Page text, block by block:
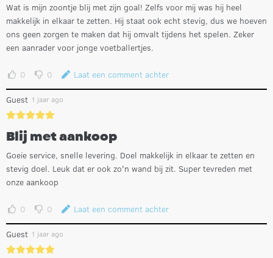
Wat is mijn zoontje blij met zijn goal! Zelfs voor mij was hij heel
makkelijk in elkaar te zetten. Hij staat ook echt stevig, dus we hoeven
ons geen zorgen te maken dat hij omvalt tijdens het spelen. Zeker
een aanrader voor jonge voetballertjes.
0 0 Laat een comment achter
Guest 1 jaar ago
Blij met aankoop
Goeie service, snelle levering. Doel makkelijk in elkaar te zetten en
stevig doel. Leuk dat er ook zo'n wand bij zit. Super tevreden met
onze aankoop
0 0 Laat een comment achter
Guest 1 jaar ago